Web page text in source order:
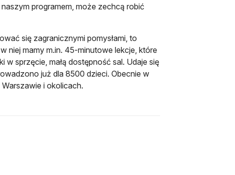
programem, może zechcą robić
się zagranicznymi pomysłami, to
niej mamy m.in. 45-minutowe lekcje, które
sprzęcie, małą dostępność sal. Udaje się
już dla 8500 dzieci. Obecnie w
i okolicach.
się w nowej karcie